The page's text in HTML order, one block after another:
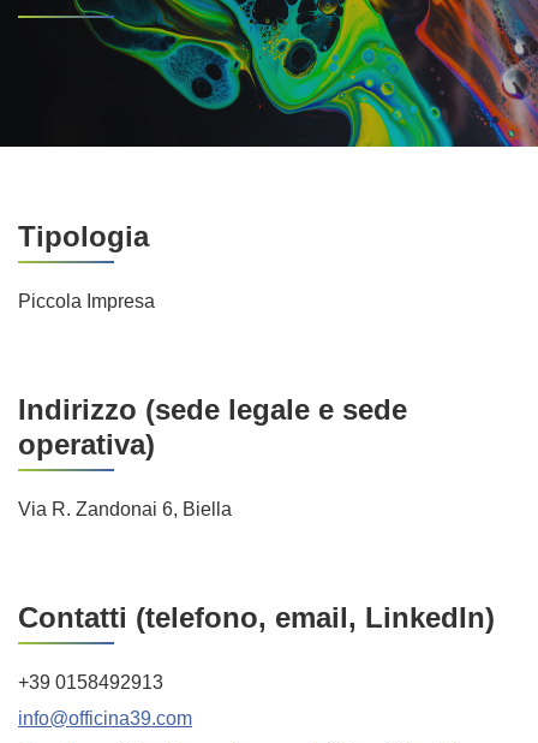
Tipologia
Piccola Impresa
Indirizzo (sede legale e sede
operativa)
Via R. Zandonai 6, Biella
Contatti (telefono, email, LinkedIn)
+39 0158492913
info@officina39.com